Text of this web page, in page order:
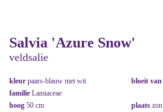
Salvia 'Azure Snow'
veldsalie
kleur paars-blauw met wit bloeit van
familie Lamiaceae
hoog 50 cm plaats zon